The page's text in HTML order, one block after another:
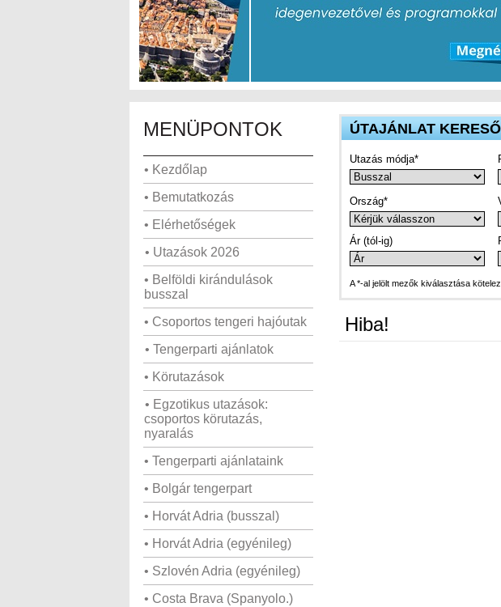
MENÜPONTOK
• Kezdőlap
• Bemutatkozás
• Elérhetőségek
• Utazások 2026
• Belföldi kirándulások
busszal
• Csoportos tengeri hajóutak
• Tengerparti ajánlatok
• Körutazások
• Egzotikus utazások:
csoportos körutazás,
nyaralás
• Tengerparti ajánlataink
• Bolgár tengerpart
• Horvát Adria (busszal)
• Horvát Adria (egyénileg)
• Szlovén Adria (egyénileg)
• Costa Brava (Spanyolo.)
ÚTAJÁNLAT KERESŐ
Utazás módja*
Ország*
Ár (tól-ig)
A *-al jelölt mezők kiválasztása
Hiba!